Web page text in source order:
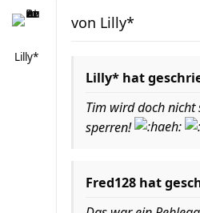
Lilly*
von Lilly*
Lilly* hat
Tim wird doch
sperren!
Fred128 hat